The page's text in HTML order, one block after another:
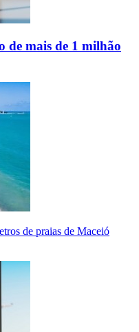
mais de 1 milhão
de praias de Maceió